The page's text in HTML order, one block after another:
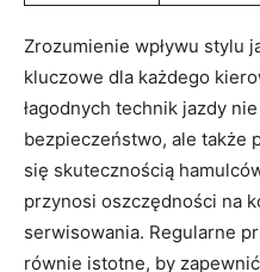
Zrozumienie wpływu stylu
kluczowe dla każdego​
łagodnych‌ technik jazdy
bezpieczeństwo, ale także
się skutecznością‍
przynosi oszczędności na
serwisowania.‌ Regularne
równie istotne, ⁢by